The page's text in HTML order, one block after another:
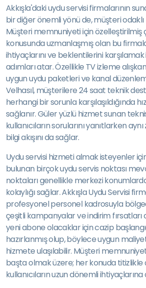
Akkışla'daki uydu servisi firmalarının
bir diğer önemli yönü de, müşteri odaklı
Müşteri memnuniyeti için özelleştirilmiş
konusunda uzmanlaşmış olan bu
ihtiyaçlarını ve beklentilerini
adımları atar. Özellikle TV izleme
uygun uydu paketleri ve kanal
Velhasıl, müşterilere 24 saat teknik
herhangi bir sorunla karşılaşıldığında
sağlanır. Güler yüzlü hizmet sunan
kullanıcıların sorularını yanıtlarken
bilgi akışını da sağlar.
Uydu servisi hizmeti almak isteyenler
bulunan birçok uydu servis noktası
noktaları genellikle merkezi
kolaylığı sağlar. Akkışla Uydu Servisi
profesyonel personel kadrosuyla
çeşitli kampanyalar ve indirim fırsatları
yeni abone olacaklar için cazip
hazırlanmış olup, böylece uygun
hizmete ulaşılabilir. Müşteri
başta olmak üzere; her konuda titizlikle
kullanıcıların uzun dönemli